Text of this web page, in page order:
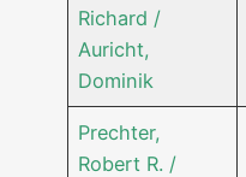
Richard /
Auricht,
Dominik
Prech­ter,
Robert R. /